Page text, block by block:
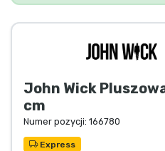
John Wick
cm
Numer pozycji: 166780
Express
Typy produktów